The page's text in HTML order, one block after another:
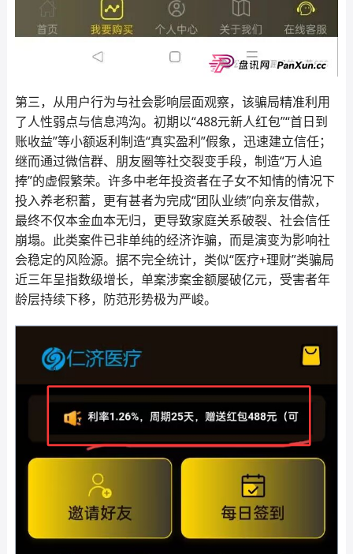
第三，从用户行为与社会影响层面观察，该骗局精准利用
了人性弱点与信息鸿沟。初期以“488元新人红包”“首日到
账收益”等小额返利制造“真实盈利”假象，迅速建立信任；
继而通过微信群、朋友圈等社交裂变手段，制造“万人追
捧”的虚假繁荣。许多中老年投资者在子女不知情的情况下
投入养老积蓄，更有甚者为完成“团队业绩”向亲友借款，
最终不仅本金血本无归，更导致家庭关系破裂、社会信任
崩塌。此类案件已非单纯的经济诈骗，而是演变为影响社
会稳定的风险源。据不完全统计，类似“医疗+理财”类骗局
近三年呈指数级增长，单案涉案金额屡破亿元，受害者年
龄层持续下移，防范形势极为严峻。